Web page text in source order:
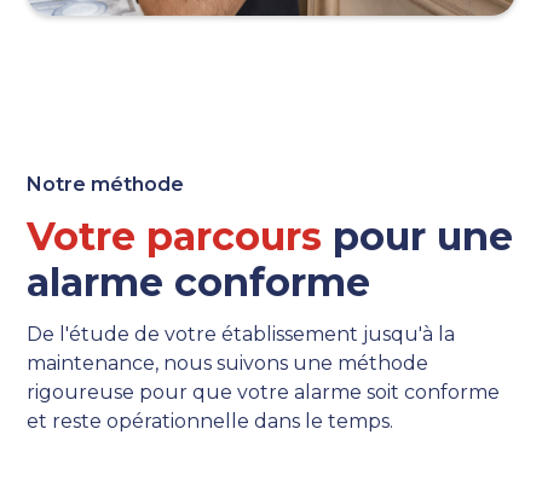
Notre méthode
Votre parcours pour une
alarme conforme
De l'étude de votre établissement jusqu'à la
maintenance, nous suivons une méthode
rigoureuse pour que votre alarme soit conforme
et reste opérationnelle dans le temps.